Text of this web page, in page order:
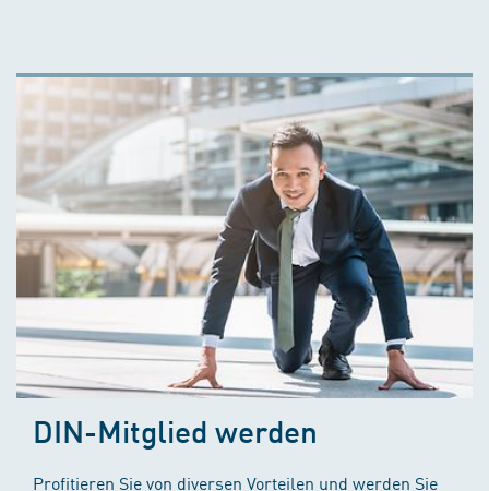
DIN-Mitglied werden
Profitieren Sie von diversen Vorteilen und werden Sie